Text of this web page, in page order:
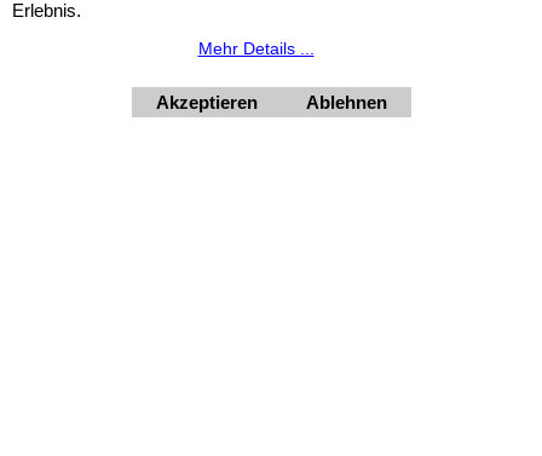
mit Wünschen zum Pflücken.
Erlebnis.
Mehr Details ...
Akzeptieren Ablehnen